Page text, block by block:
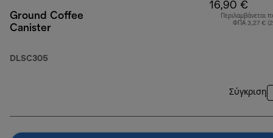
Ground Coffee
Canister
DLSC305
16,90 €
Περιλαμβάνεται
ΦΠΑ 3,27 €
Σύγκριση